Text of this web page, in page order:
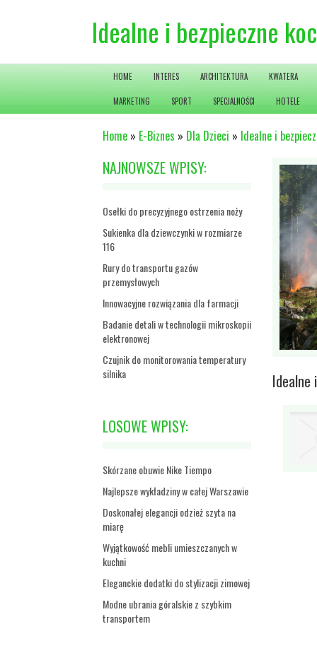
Idealne i bezpieczne
HOME INTERES ARCHITEKTURA KWATERA
MARKETING SPORT SPECJALNOŚCI HOTELE
Home » E-Biznes » Dla Dzieci » Idealne i
NAJNOWSZE WPISY:
Osełki do precyzyjnego ostrzenia noży
Sukienka dla dziewczynki w rozmiarze
116
Rury do transportu gazów
przemysłowych
Innowacyjne rozwiązania dla farmacji
Badanie detali w technologii mikroskopii
elektronowej
Czujnik do monitorowania temperatury
silnika
LOSOWE WPISY:
Skórzane obuwie Nike Tiempo
Najlepsze wykładziny w całej Warszawie
Doskonałej elegancji odzież szyta na
miarę
Wyjątkowość mebli umieszczanych w
kuchni
Eleganckie dodatki do stylizacji zimowej
Modne ubrania góralskie z szybkim
transportem
Idealne